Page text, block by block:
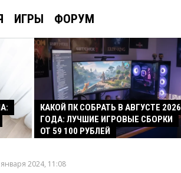
ИГРЫ ФОРУМ
КАКОЙ ПК СОБРАТЬ В АВГУСТЕ 2026
ГОДА: ЛУЧШИЕ ИГРОВЫЕ СБОРКИ
ОТ 59 100 РУБЛЕЙ
2024, 11:08